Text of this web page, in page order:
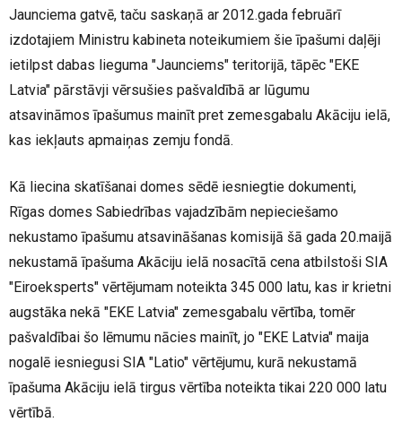
Jaunciema gatvē, taču saskaņā ar 2012.gada februārī
izdotajiem Ministru kabineta noteikumiem šie īpašumi daļēji
ietilpst dabas lieguma "Jaunciems" teritorijā, tāpēc "EKE
Latvia" pārstāvji vērsušies pašvaldībā ar lūgumu
atsavināmos īpašumus mainīt pret zemesgabalu Akāciju ielā,
kas iekļauts apmaiņas zemju fondā.
Kā liecina skatīšanai domes sēdē iesniegtie dokumenti,
Rīgas domes Sabiedrības vajadzībām nepieciešamo
nekustamo īpašumu atsavināšanas komisijā šā gada 20.maijā
nekustamā īpašuma Akāciju ielā nosacītā cena atbilstoši SIA
"Eiroeksperts" vērtējumam noteikta 345 000 latu, kas ir krietni
augstāka nekā "EKE Latvia" zemesgabalu vērtība, tomēr
pašvaldībai šo lēmumu nācies mainīt, jo "EKE Latvia" maija
nogalē iesniegusi SIA "Latio" vērtējumu, kurā nekustamā
īpašuma Akāciju ielā tirgus vērtība noteikta tikai 220 000 latu
vērtībā.